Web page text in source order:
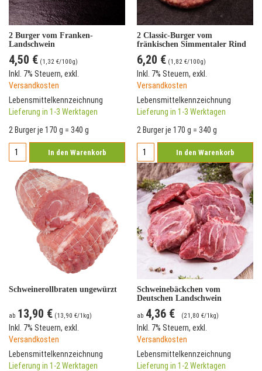
2 Burger vom Franken-
Landschwein
4,50 € (1,32 €/100g)
Inkl. 7% Steuern, exkl.
Versandkosten
Lebensmittelkennzeichnung
Lieferung in 1-3 Werktagen
2 Burger je 170 g = 340 g
In den Warenkorb
2 Classic-Burger vom
fränkischen Simmentaler Rind
6,20 € (1,82 €/100g)
Inkl. 7% Steuern, exkl.
Versandkosten
Lebensmittelkennzeichnung
Lieferung in 1-3 Werktagen
2 Burger je 170 g = 340 g
In den Warenkorb
Schweinerollbraten ungewürzt
ab 13,90 € (13,90 €/1kg)
Inkl. 7% Steuern, exkl.
Versandkosten
Lebensmittelkennzeichnung
Lieferung in 1-2 Werktagen
Schweinebäckchen vom
Deutschen Landschwein
ab 4,36 € (21,80 €/1kg)
Inkl. 7% Steuern, exkl.
Versandkosten
Lebensmittelkennzeichnung
Lieferung in 1-2 Werktagen